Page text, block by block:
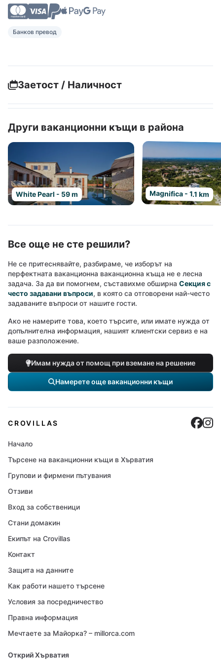
Банков превод
Заетост / Наличност
Други ваканционни къщи в района
White Pearl - 59 m Magnifica - 1.1 km
Все още не сте решили?
Не се притеснявайте, разбираме, че изборът на
перфектната ваканционна ваканционна къща не е лесна
задача. За да ви помогнем, съставихме обширна Секция с
често задавани въпроси, в която са отговорени най-често
задаваните въпроси от нашите гости.
Ако не намерите това, което търсите, или имате нужда от
допълнителна информация, нашият клиентски сервиз е на
ваше разположение.
Имам нужда от помощ при вземане на решение
Намерете още ваканционни къщи
CROVILLAS
Начало
Търсене на ваканционни къщи в Хърватия
Групови и фирмени пътувания
Отзиви
Вход за собственици
Стани домакин
Екипът на Crovillas
Контакт
Защита на данните
Как работи нашето търсене
Условия за посредничество
Правна информация
Мечтаете за Майорка? – millorca.com
Открий Хърватия